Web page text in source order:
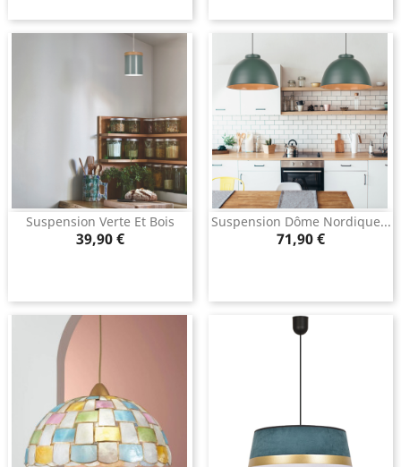
Suspension Verte Et Bois
Prix
39,90 €
Suspension Dôme Nordique...
Prix
71,90 €